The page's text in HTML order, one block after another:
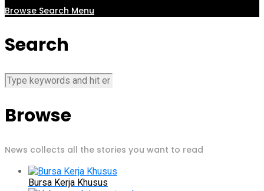
Browse Search Menu
Search
Browse
News collects all the stories you want to read
Bursa Kerja Khusus